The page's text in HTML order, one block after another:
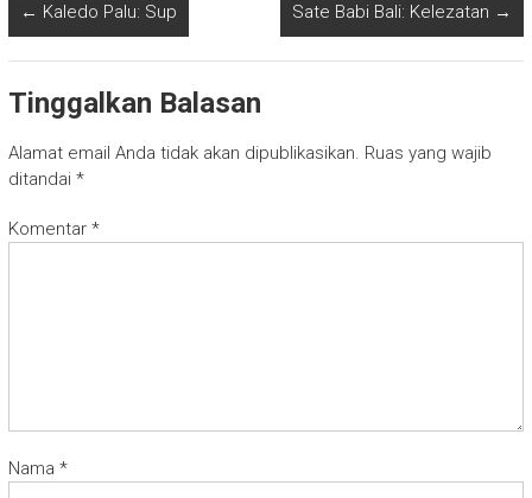
← Kaledo Palu: Sup Sate Babi Bali: Kelezatan →
Tinggalkan Balasan
Alamat email Anda tidak akan dipublikasikan. Ruas yang wajib
ditandai *
Komentar *
Nama *